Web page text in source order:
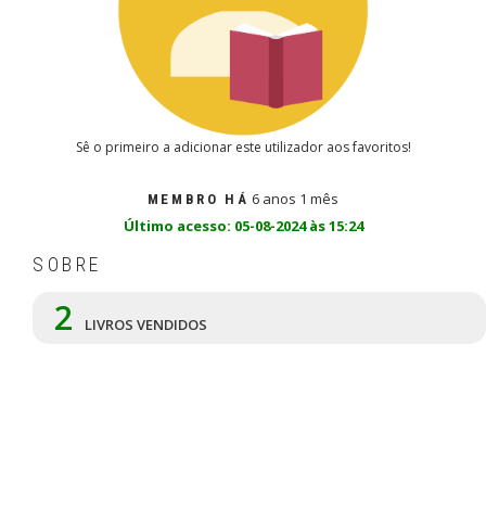
Sê o primeiro a adicionar este utilizador aos favoritos!
MEMBRO HÁ 6 anos 1 mês
Último acesso: 05-08-2024 às 15:24
SOBRE
2 LIVROS VENDIDOS